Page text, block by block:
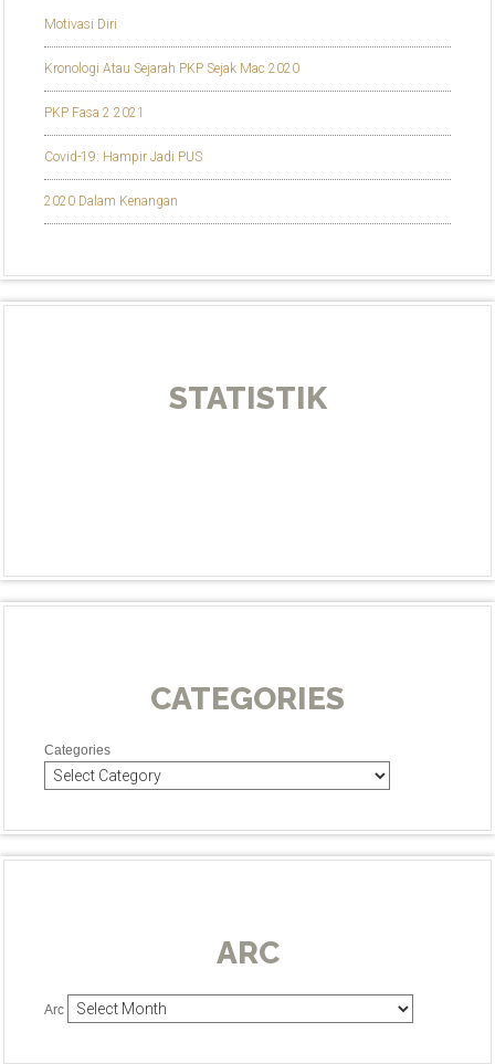
Motivasi Diri
Kronologi Atau Sejarah PKP Sejak Mac 2020
PKP Fasa 2 2021
Covid-19: Hampir Jadi PUS
2020 Dalam Kenangan
STATISTIK
CATEGORIES
Categories
ARC
Arc